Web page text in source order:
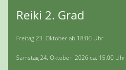
Reiki 2. Grad
Freitag 23. Oktober ab 18:00 Uhr
Samstag 24. Oktober 2026 ca. 15:00 Uhr